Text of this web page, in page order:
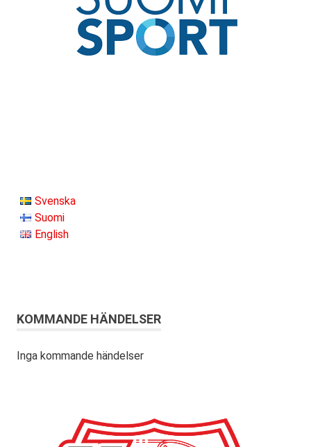
Svenska
Suomi
English
KOMMANDE HÄNDELSER
Inga kommande händelser